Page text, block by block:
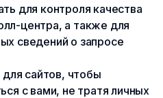
для контроля качества
центра, а также для
сведений о запросе
сайтов, чтобы
с вами, не тратя личных